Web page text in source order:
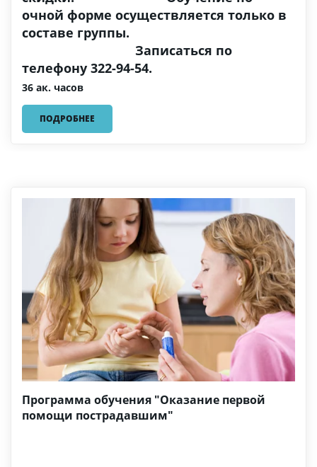
очной форме осуществляется только в
составе группы.
Записаться по
телефону 322-94-54.
36 ак. часов
ПОДРОБНЕЕ
Программа обучения "Оказание первой
помощи пострадавшим"